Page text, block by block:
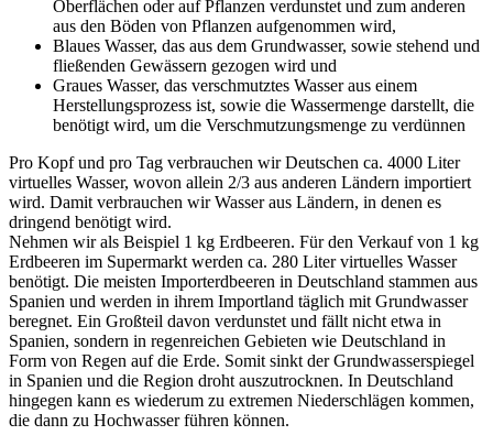
Oberflächen oder auf Pflanzen verdunstet und zum anderen
aus den Böden von Pflanzen aufgenommen wird,
Blaues Wasser, das aus dem Grundwasser, sowie stehend und
fließenden Gewässern gezogen wird und
Graues Wasser, das verschmutztes Wasser aus einem
Herstellungsprozess ist, sowie die Wassermenge darstellt, die
benötigt wird, um die Verschmutzungsmenge zu verdünnen
Pro Kopf und pro Tag verbrauchen wir Deutschen ca. 4000 Liter
virtuelles Wasser, wovon allein 2/3 aus anderen Ländern importiert
wird. Damit verbrauchen wir Wasser aus Ländern, in denen es
dringend benötigt wird.
Nehmen wir als Beispiel 1 kg Erdbeeren. Für den Verkauf von 1 kg
Erdbeeren im Supermarkt werden ca. 280 Liter virtuelles Wasser
benötigt. Die meisten Importerdbeeren in Deutschland stammen aus
Spanien und werden in ihrem Importland täglich mit Grundwasser
beregnet. Ein Großteil davon verdunstet und fällt nicht etwa in
Spanien, sondern in regenreichen Gebieten wie Deutschland in
Form von Regen auf die Erde. Somit sinkt der Grundwasserspiegel
in Spanien und die Region droht auszutrocknen. In Deutschland
hingegen kann es wiederum zu extremen Niederschlägen kommen,
die dann zu Hochwasser führen können.